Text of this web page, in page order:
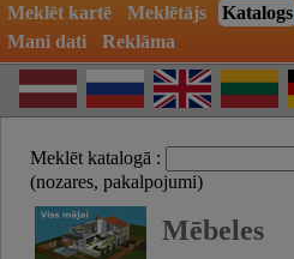
Meklēt kartē Meklētājs Katalogs
Mani dati
Reklāma
Meklēt katalogā :
(nozares, pakalpojumi)
Mēbeles